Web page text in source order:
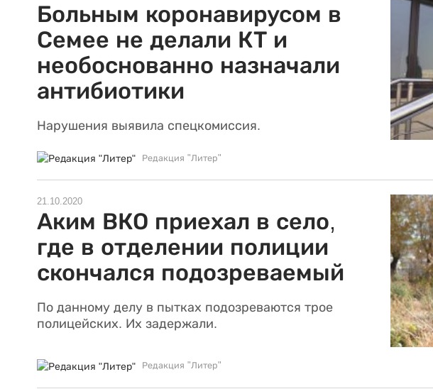
Больным коронавирусом в
Семее не делали КТ и
необоснованно назначали
антибиотики
Нарушения выявила спецкомиссия.
Редакция "Литер"
21.10.2020
Аким ВКО приехал в село,
где в отделении полиции
скончался подозреваемый
По данному делу в пытках подозреваются трое
полицейских. Их задержали.
Редакция "Литер"